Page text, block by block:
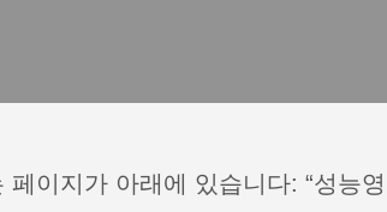
이지가 아래에 있습니다: “성능영